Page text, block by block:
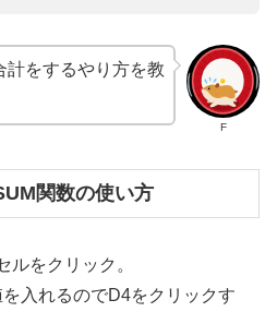
F
計をするやり方を教
関数の使い方
ルをクリック。
入れるのでD4をクリックす